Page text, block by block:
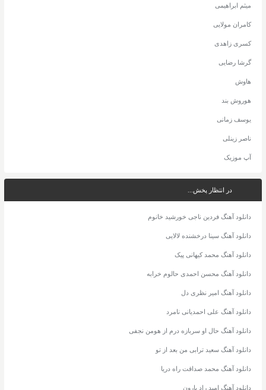
میثم ابراهیمی
کامران مولایی
کسری زاهدی
گرشا رضایی
هاوش
هوروش بند
یوسف زمانی
ناصر زینلی
آپ موزیک
در انتظار پخش...
دانلود آهنگ فردین ناجی خورشید خانوم
دانلود آهنگ سینا درخشنده لالایی
دانلود آهنگ محمد کیهانی پیک
دانلود آهنگ محسن احمدی حالوم خرابه
دانلود آهنگ امیر نظری دل
دانلود آهنگ علی احمدیانی نامرد
دانلود آهنگ حال او سربازه درم از هومن نجفی
دانلود آهنگ سعید ترابی من بعد از تو
دانلود آهنگ محمد صداقت راه دریا
دانلود آهنگ امید راد بارون